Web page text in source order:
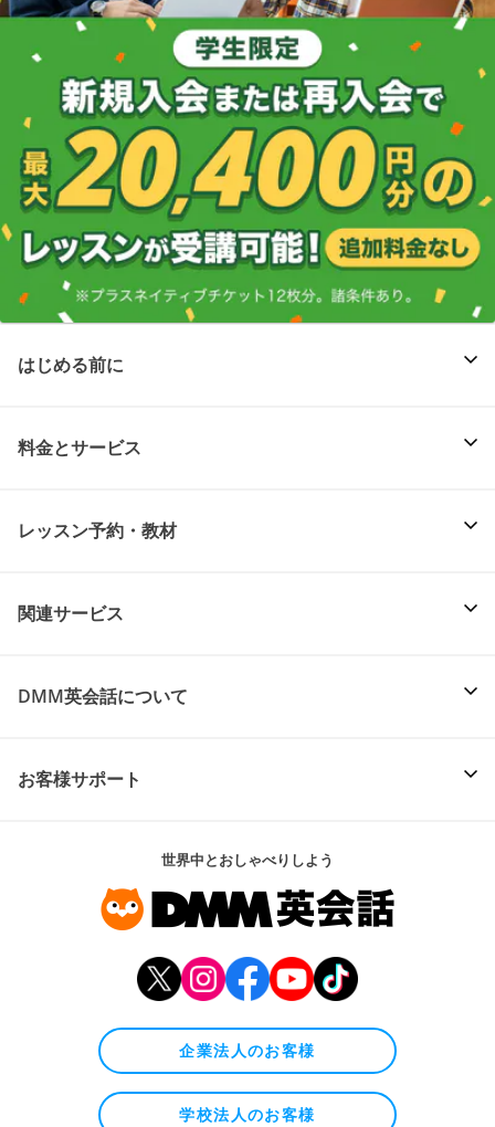
はじめる前に
料金とサービス
レッスン予約・教材
関連サービス
DMM英会話について
お客様サポート
世界中とおしゃべりしよう
企業法人のお客様
学校法人のお客様